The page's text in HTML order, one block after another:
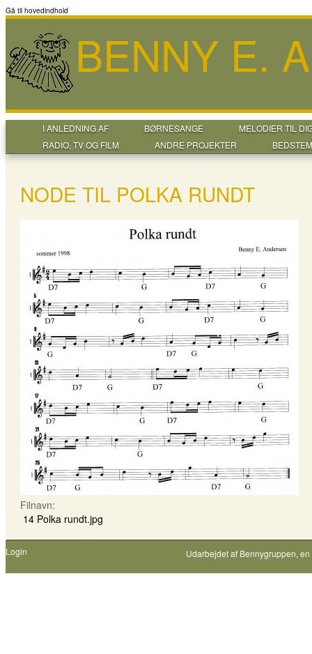
Gå til hovedindhold
BENNY E.
I ANLEDNING AF BØRNESANGE
MELODIER TIL
RADIO, TV OG FILM
ANDRE PROJEKTER
NODE TIL POLKA RUNDT
Filnavn:
14 Polka rundt.jpg
Login Udarbejdet af Bennygruppen,